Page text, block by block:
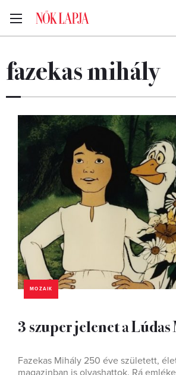
fazekas mihály
MOZAIK
3 szuper jelenet a
Fazekas Mihály 250 éve született,
magazinban is olvashattok. Rá